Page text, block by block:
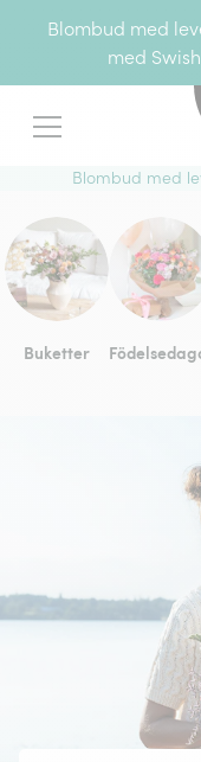
Blombud med
med
Meny
Blombud med
Buketter